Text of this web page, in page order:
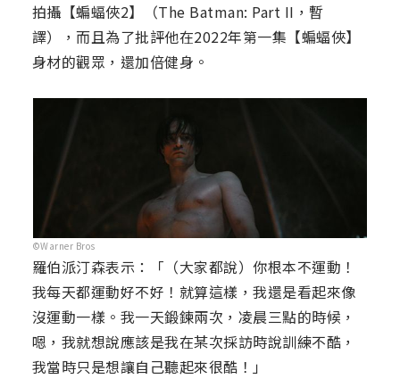
拍攝【蝙蝠俠2】（The Batman: Part II，暫
譯），而且為了批評他在2022年第一集【蝙蝠俠】
身材的觀眾，還加倍健身。
©Warner Bros
羅伯派汀森表示：「（大家都說）你根本不運動！
我每天都運動好不好！就算這樣，我還是看起來像
沒運動一樣。我一天鍛鍊兩次，凌晨三點的時候，
嗯，我就想說應該是我在某次採訪時說訓練不酷，
我當時只是想讓自己聽起來很酷！」